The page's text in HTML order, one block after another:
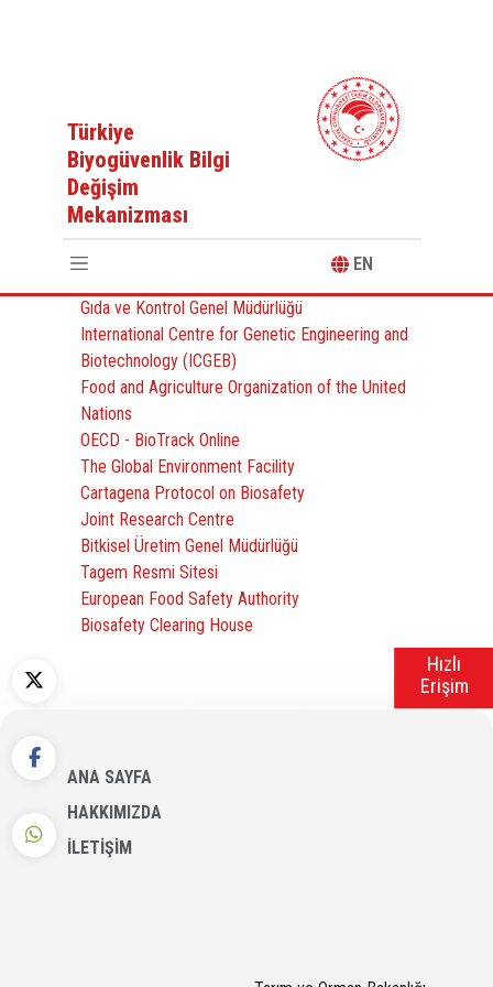
Türkiye
Biyogüvenlik Bilgi
Değişim
Mekanizması
EN
Hızlı
Erişim
Önemli Linkler
Gıda ve Kontrol Genel Müdürlüğü
International Centre for Genetic Engineering and
Biotechnology (ICGEB)
Food and Agriculture Organization of the United
Nations
OECD - BioTrack Online
The Global Environment Facility
Cartagena Protocol on Biosafety
Joint Research Centre
Bitkisel Üretim Genel Müdürlüğü
Tagem Resmi Sitesi
European Food Safety Authority
Biosafety Clearing House
ANA SAYFA
HAKKIMIZDA
İLETİŞİM